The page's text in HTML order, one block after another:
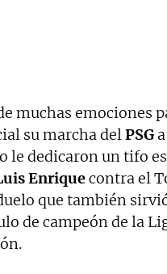
muchas emociones
su marcha delPSG
le dedicaron un tifo
Enriquecontra el
que también
de campeón de la